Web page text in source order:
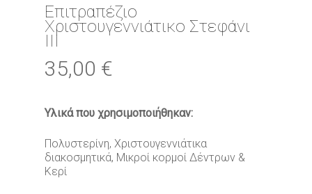
Επιτραπέζιο
Χριστουγεννιάτικο Στεφάνι
ΙΙΙ
35,00 €
Υλικά που χρησιμοποιήθηκαν:
Πολυστερίνη, Χριστουγεννιάτικα
διακοσμητικά, Μικροί κορμοί Δέντρων &
Κερί